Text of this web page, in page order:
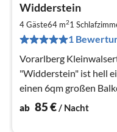
Widderstein
4 Gäste64 m21
1
Vorarlberg
"Widderstein" ist hell
einen 6qm großen
Unlimited (Inklusive)
ab 85€/ Nacht